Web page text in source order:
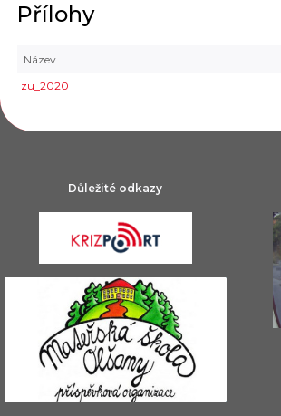
Přílohy
Název
zu_2020
Důležité odkazy